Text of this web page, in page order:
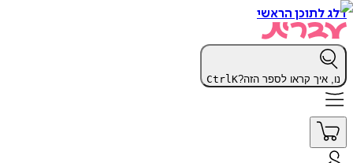
דלג לתוכן הראשי
נו, איך קראו לספר הזה? CtrlK